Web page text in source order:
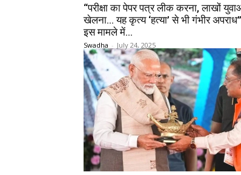
“परीक्षा का पेपर पत्र लीक करना, लाखों
खेलना… यह कृत्य ‘हत्या’ से भी गंभीर
इस मामले में...
Swadha - July 24, 2025